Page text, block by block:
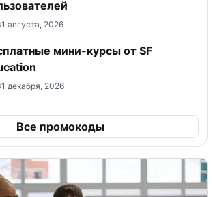
августа, 2026
мини-курсы от SF
декабря, 2026
Все промокоды